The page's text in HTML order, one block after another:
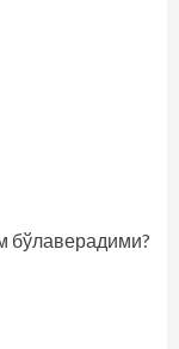
бўлаверадими?